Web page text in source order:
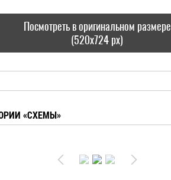
Посмотреть в оригинальном размере
(520x724 px)
«СХЕМЫ»